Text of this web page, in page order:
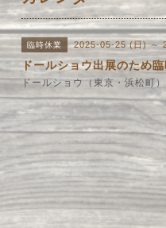
臨時休業 2025-05-25 (日) ～
ドールショウ出展のため
ドールショウ（東京・浜松町